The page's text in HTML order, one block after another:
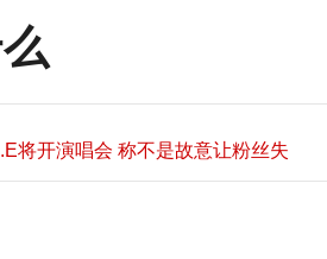
将开演唱会 称不是故意让粉丝失
将开演唱会 称不是故意让粉丝失